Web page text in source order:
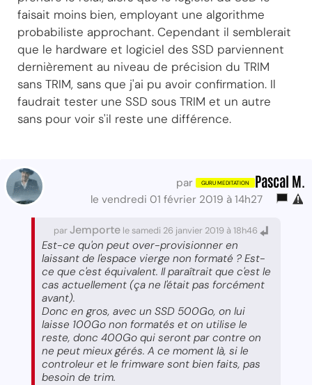
faisait moins bien, employant une algorithme
probabiliste approchant. Cependant il semblerait
que le hardware et logiciel des SSD parviennent
dernièrement au niveau de précision du TRIM
sans TRIM, sans que j'ai pu avoir confirmation. Il
faudrait tester une SSD sous TRIM et un autre
sans pour voir s'il reste une différence.
par Pascal M.
le vendredi 01 février 2019 à 14h27
parJemporte le samedi 26 janvier 2019 à 18h46
Est-ce qu'on peut over-provisionner en
laissant de l'espace vierge non formaté ? Est-
ce que c'est équivalent. Il paraîtrait que c'est le
cas actuellement (ça ne l'était pas forcément
avant).
Donc en gros, avec un SSD 500Go, on lui
laisse 100Go non formatés et on utilise le
reste, donc 400Go qui seront par contre on
ne peut mieux gérés. A ce moment là, si le
controleur et le frimware sont bien faits, pas
besoin de trim.